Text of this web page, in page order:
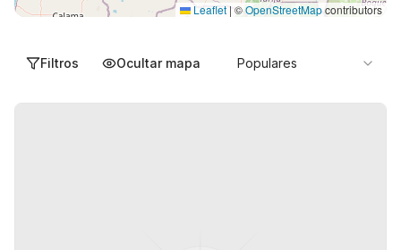
Leaflet | ©OpenStreetMapcontributors
Filtros Ocultar mapa Populares